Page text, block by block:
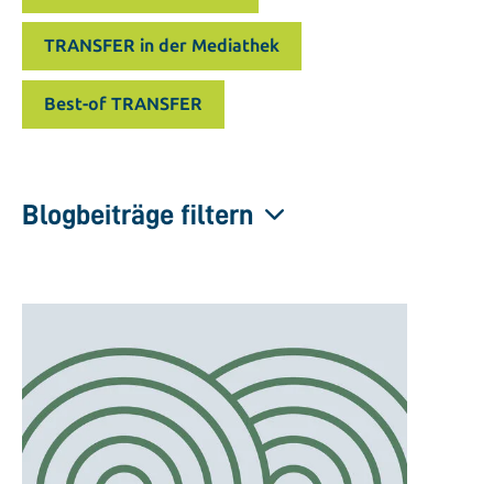
TRANSFER in der Mediathek
Best-of TRANSFER
Blogbeiträge filtern